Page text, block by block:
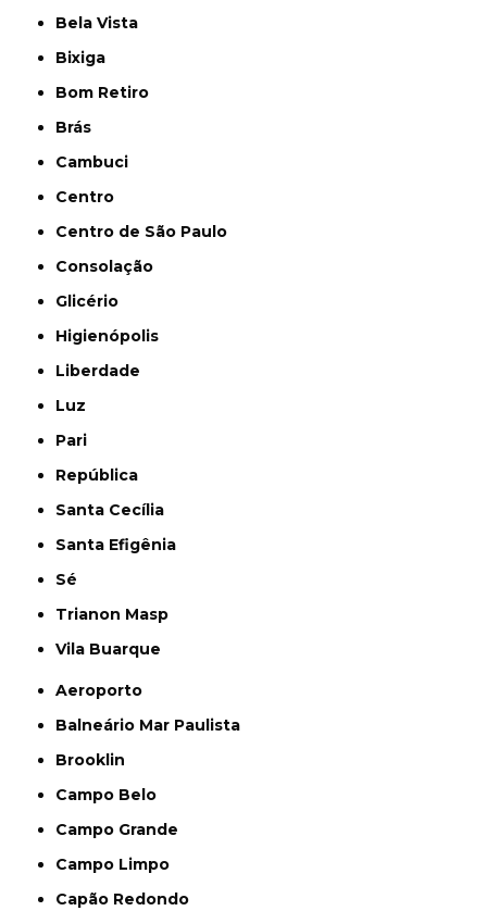
Bela Vista
Bixiga
Bom Retiro
Brás
Cambuci
Centro
Centro de São Paulo
Consolação
Glicério
Higienópolis
Liberdade
Luz
Pari
República
Santa Cecília
Santa Efigênia
Sé
Trianon Masp
Vila Buarque
Aeroporto
Balneário Mar Paulista
Brooklin
Campo Belo
Campo Grande
Campo Limpo
Capão Redondo